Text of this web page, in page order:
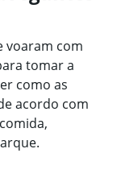
voaram com
tomar a
como as
acordo com